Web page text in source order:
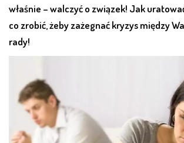
właśnie – walczyć o związek! Jak
co zrobić, żeby zażegnać kryzys między
rady!